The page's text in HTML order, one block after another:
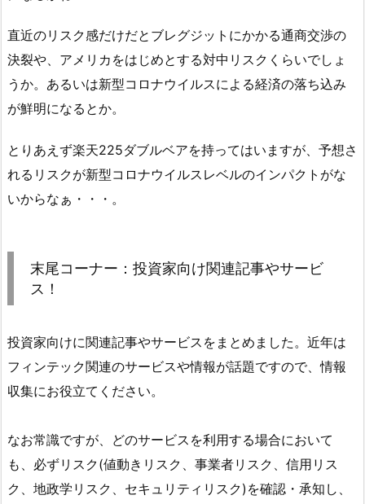
直近のリスク感だけだとブレグジットにかかる通商交渉の
決裂や、アメリカをはじめとする対中リスクくらいでしょ
うか。あるいは新型コロナウイルスによる経済の落ち込み
が鮮明になるとか。
とりあえず楽天225ダブルベアを持ってはいますが、予想さ
れるリスクが新型コロナウイルスレベルのインパクトがな
いからなぁ・・・。
末尾コーナー：投資家向け関連記事やサービ
ス！
投資家向けに関連記事やサービスをまとめました。近年は
フィンテック関連のサービスや情報が話題ですので、情報
収集にお役立てください。
なお常識ですが、どのサービスを利用する場合において
も、必ずリスク(値動きリスク、事業者リスク、信用リス
ク、地政学リスク、セキュリティリスク)を確認・承知し、